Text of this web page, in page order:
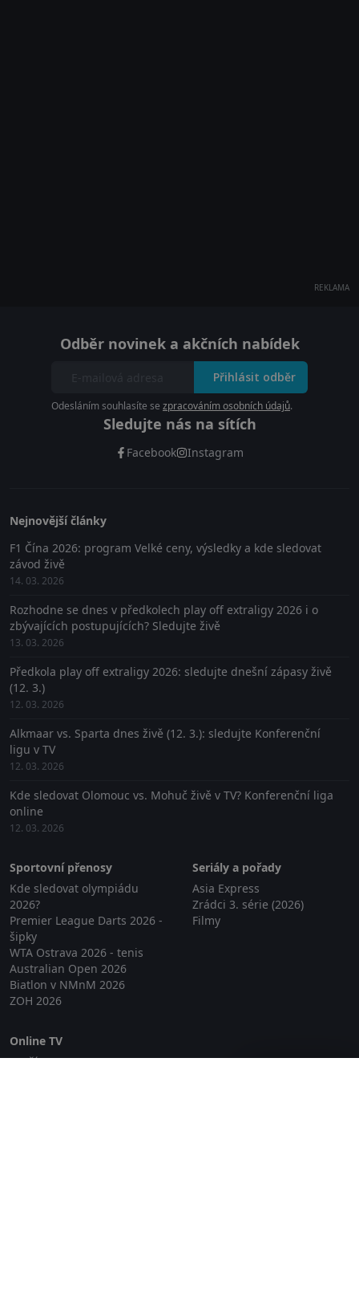
REKLAMA
Odběr novinek a akčních nabídek
Přihlásit odběr
Odesláním souhlasíte se zpracováním osobních údajů.
Sledujte nás na sítích
Facebook Instagram
Nejnovější články
F1 Čína 2026: program Velké ceny, výsledky a kde sledovat
závod živě
14. 03. 2026
Rozhodne se dnes v předkolech play off extraligy 2026 i o
zbývajících postupujících? Sledujte živě
13. 03. 2026
Předkola play off extraligy 2026: sledujte dnešní zápasy živě
(12. 3.)
12. 03. 2026
Alkmaar vs. Sparta dnes živě (12. 3.): sledujte Konferenční
ligu v TV
12. 03. 2026
Kde sledovat Olomouc vs. Mohuč živě v TV? Konferenční liga
online
12. 03. 2026
Sportovní přenosy
Kde sledovat olympiádu
2026?
Premier League Darts 2026 -
šipky
WTA Ostrava 2026 - tenis
Australian Open 2026
Biatlon v NMnM 2026
ZOH 2026
Seriály a pořady
Asia Express
Zrádci 3. série (2026)
Filmy
Online TV
Lepší.TV